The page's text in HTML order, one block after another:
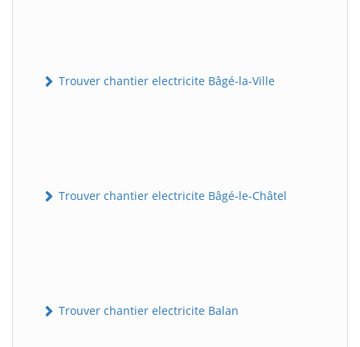
Trouver chantier electricite Bâgé-la-Ville
Trouver chantier electricite Bâgé-le-Châtel
Trouver chantier electricite Balan